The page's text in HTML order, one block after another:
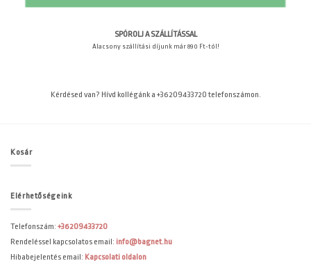
SPÓROLJ A SZÁLLÍTÁSSAL
Alacsony szállítási díjunk már 890 Ft-tól!
Kérdésed van? Hívd kollégánk a +36209433720 telefonszámon.
Kosár
Elérhetőségeink
Telefonszám: +36209433720
Rendeléssel kapcsolatos email: info@bagnet.hu
Hibabejelentés email: Kapcsolati oldalon